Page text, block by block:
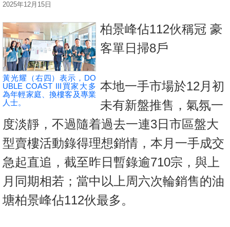
谷
按
揭
地
產
博
客
地
新
聞
數
2025年12月15日
黃光耀（右四）表示，DO
UBLE COAST III買家大多
為年輕家庭、換樓客及專業
人士。
柏景峰佔112伙稱冠 豪
客單日掃8戶
本地一手市場於12月初
未有新盤推售，氣氛一
度淡靜，不過隨着過去一連3日市區盤大
型賣樓活動錄得理想銷情，本月一手成交
急起直追，截至昨日暫錄逾710宗，與上
月同期相若；當中以上周六次輪銷售的油
塘柏景峰佔112伙最多。